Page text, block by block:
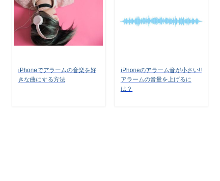
iPhoneでアラームの音楽を好
きな曲にする方法
iPhoneのアラーム音が小さい!!
アラームの音量を上げるに
は？